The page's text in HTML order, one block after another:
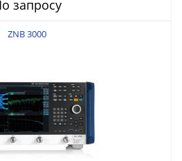
запросу
ZNB 3000